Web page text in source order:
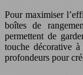
Pour maximiser
boîtes de
permettent de
touche décorative
profondeurs pour